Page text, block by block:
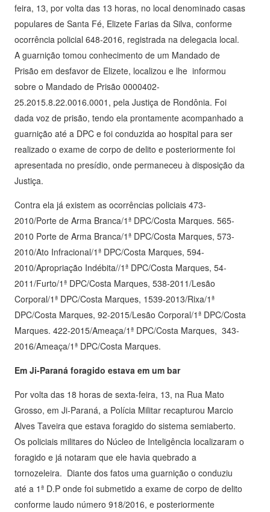
feira, 13, por volta das 13 horas, no local denominado casas
populares de Santa Fé, Elizete Farias da Silva, conforme
ocorrência policial 648-2016, registrada na delegacia local.
A guarnição tomou conhecimento de um Mandado de
Prisão em desfavor de Elizete, localizou e lhe informou
sobre o Mandado de Prisão 0000402-
25.2015.8.22.0016.0001, pela Justiça de Rondônia. Foi
dada voz de prisão, tendo ela prontamente acompanhado a
guarnição até a DPC e foi conduzida ao hospital para ser
realizado o exame de corpo de delito e posteriormente foi
apresentada no presídio, onde permaneceu à disposição da
Justiça.
Contra ela já existem as ocorrências policiais 473-
2010/Porte de Arma Branca/1ª DPC/Costa Marques. 565-
2010 Porte de Arma Branca/1ª DPC/Costa Marques, 573-
2010/Ato Infracional/1ª DPC/Costa Marques, 594-
2010/Apropriação Indébita//1ª DPC/Costa Marques, 54-
2011/Furto/1ª DPC/Costa Marques, 538-2011/Lesão
Corporal/1ª DPC/Costa Marques, 1539-2013/Rixa/1ª
DPC/Costa Marques, 92-2015/Lesão Corporal/1ª DPC/Costa
Marques. 422-2015/Ameaça/1ª DPC/Costa Marques, 343-
2016/Ameaça/1ª DPC/Costa Marques.
Em Ji-Paraná foragido estava em um bar
Por volta das 18 horas de sexta-feira, 13, na Rua Mato
Grosso, em Ji-Paraná, a Polícia Militar recapturou Marcio
Alves Taveira que estava foragido do sistema semiaberto.
Os policiais militares do Núcleo de Inteligência localizaram o
foragido e já notaram que ele havia quebrado a
tornozeleira. Diante dos fatos uma guarnição o conduziu
até a 1ª D.P onde foi submetido a exame de corpo de delito
conforme laudo número 918/2016, e posteriormente